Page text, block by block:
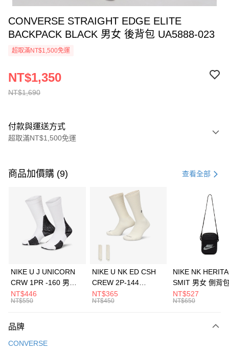
CONVERSE STRAIGHT EDGE ELITE
BACKPACK BLACK 男女 後背包 UA5888-023
超取滿NT$1,500免運
NT$1,690
NT$1,350
付款與運送方式
超取滿NT$1,500免運
信用卡一次付款
3 期 0 利率 每期 21家銀行
合作金庫商業銀行
第一商業銀行
華南商業銀行
彰化商業銀行
上海商業儲蓄銀行
元大商業銀行
台灣樂天信用卡公司
Apple Pay
全盈+PAY
AFTEE先享後付
【關於「AFTEE先享後付」】
便利好安心！
運送方式
商品加價購 (9) 查看全部
NIKE U J UNICORN
CRW 1PR -160 男女
中統襪 FZ3393100
NT$446
NT$550
NIKE U NK ED CSH
CREW 2P-144
EMBRDY 男女 短統襪
FZ3073133
NT$365
NT$450
NIKE NK
SMIT 男女 側背
BA5871010
NT$527
NT$650
品牌
CONVERSE